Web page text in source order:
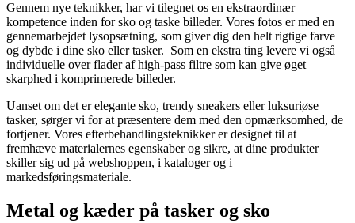
Gennem nye teknikker, har vi tilegnet os en ekstraordinær
kompetence inden for sko og taske billeder. Vores fotos er med en
gennemarbejdet lysopsætning, som giver dig den helt rigtige farve
og dybde i dine sko eller tasker. Som en ekstra ting levere vi også
individuelle over flader af high-pass filtre som kan give øget
skarphed i komprimerede billeder.
Uanset om det er elegante sko, trendy sneakers eller luksuriøse
tasker, sørger vi for at præsentere dem med den opmærksomhed, de
fortjener. Vores efterbehandlingsteknikker er designet til at
fremhæve materialernes egenskaber og sikre, at dine produkter
skiller sig ud på webshoppen, i kataloger og i
markedsføringsmateriale.
Metal og kæder på tasker og sko